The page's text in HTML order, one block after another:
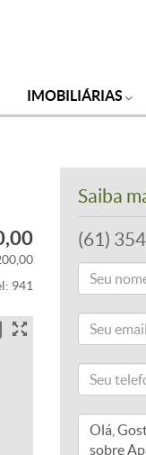
IMOBILIÁRIAS
941
Saiba
(61)